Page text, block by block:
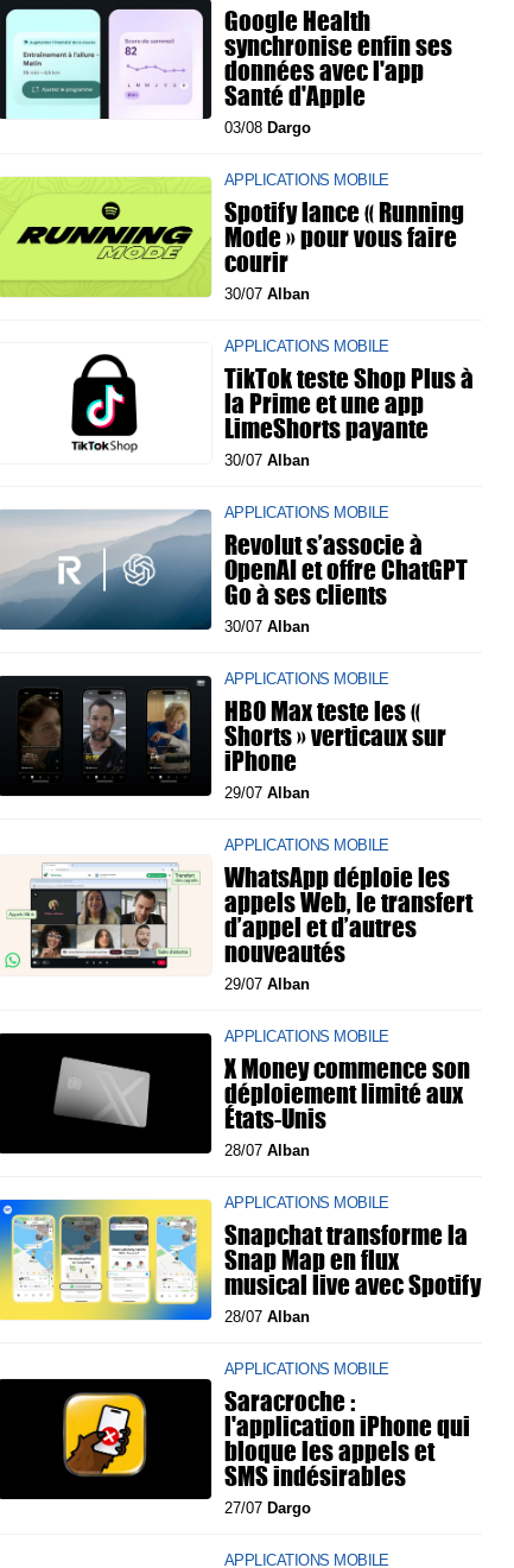
Google Health
synchronise enfin ses
données avec l'app
Santé d'Apple
03/08 Dargo
APPLICATIONS MOBILE
Spotify lance « Running
Mode » pour vous faire
courir
30/07 Alban
APPLICATIONS MOBILE
TikTok teste Shop Plus à
la Prime et une app
LimeShorts payante
30/07 Alban
APPLICATIONS MOBILE
Revolut s’associe à
OpenAI et offre ChatGPT
Go à ses clients
30/07 Alban
APPLICATIONS MOBILE
HBO Max teste les «
Shorts » verticaux sur
iPhone
29/07 Alban
APPLICATIONS MOBILE
WhatsApp déploie les
appels Web, le transfert
d’appel et d’autres
nouveautés
29/07 Alban
APPLICATIONS MOBILE
X Money commence son
déploiement limité aux
États-Unis
28/07 Alban
APPLICATIONS MOBILE
Snapchat transforme la
Snap Map en flux
musical live avec Spotify
28/07 Alban
APPLICATIONS MOBILE
Saracroche :
l'application iPhone qui
bloque les appels et
SMS indésirables
27/07 Dargo
APPLICATIONS MOBILE